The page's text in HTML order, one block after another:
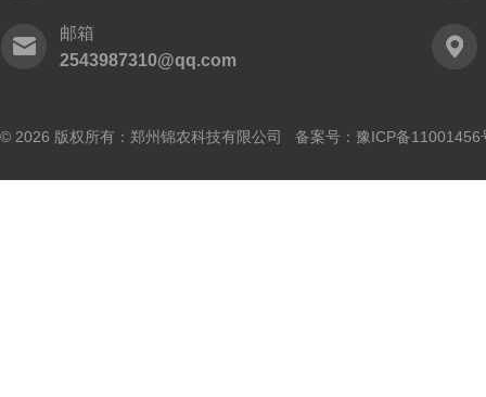
邮箱
2543987310@qq.com
© 2026 版权所有：郑州锦农科技有限公司 备案号： 豫ICP备11001456